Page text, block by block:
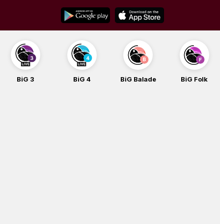
content
BiG 3 BiG 4 BiG Balade BiG Folk